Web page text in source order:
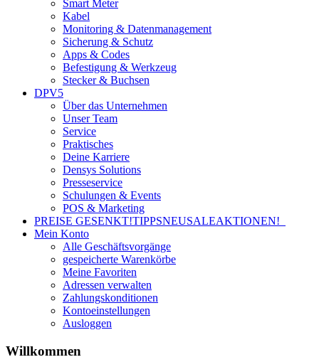
Smart Meter
Kabel
Monitoring & Datenmanagement
Sicherung & Schutz
Apps & Codes
Befestigung & Werkzeug
Stecker & Buchsen
DPV5
Über das Unternehmen
Unser Team
Service
Praktisches
Deine Karriere
Densys Solutions
Presseservice
Schulungen & Events
POS & Marketing
PREISE GESENKT!TIPPSNEUSALEAKTIONEN!
Mein Konto
Alle Geschäftsvorgänge
gespeicherte Warenkörbe
Meine Favoriten
Adressen verwalten
Zahlungskonditionen
Kontoeinstellungen
Ausloggen
Willkommen